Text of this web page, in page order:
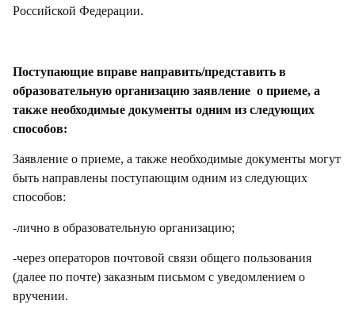
Российской Федерации.
Поступающие вправе направить/представить в
образовательную организацию заявление о приеме, а
также необходимые документы одним из следующих
способов:
Заявление о приеме, а также необходимые документы могут
быть направлены поступающим одним из следующих
способов:
-лично в образовательную организацию;
-через операторов почтовой связи общего пользования
(далее по почте) заказным письмом с уведомлением о
вручении.